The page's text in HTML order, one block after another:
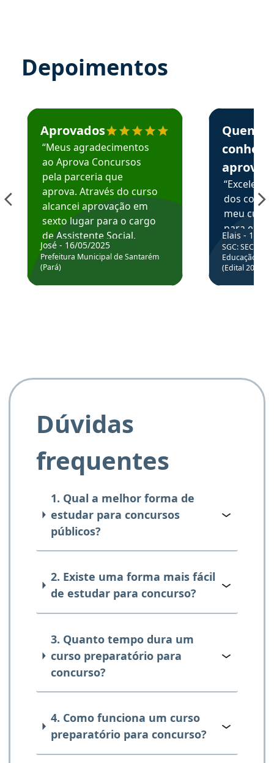
Depoimentos
Estudante José recomenda o Aprova Concursos em
Aprovados
“Meus agradecimentos
ao Aprova Concursos
pela parceria que
aprova. Através do curso
alcancei aprovação em
sexto lugar para o cargo
de Assistente Social.
Hoje estou atuando na
Prefeitura de Santarém.
José - 16/05/2025
Prefeitura Municipal de Santarém
(Pará)
Estudante
Quem
aprova
dos
meu
para
colocar
através
de
Elais - 15/
SGC: SEC BA
Educação
(Edital
Dúvidas
frequentes
1. Qual a melhor forma de
estudar para concursos
públicos?
2. Existe uma forma mais fácil
de estudar para concurso?
3. Quanto tempo dura um
curso preparatório para
concurso?
4. Como funciona um curso
preparatório para concurso?